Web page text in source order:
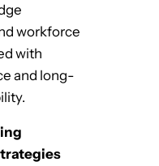
workforce
with
and long-